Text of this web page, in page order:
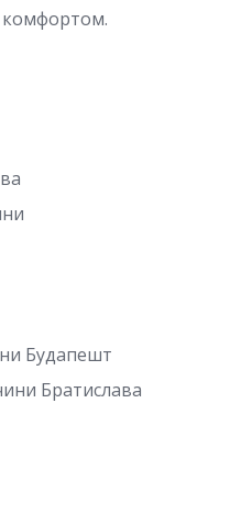
комфортом.
Будапешт
Братислава